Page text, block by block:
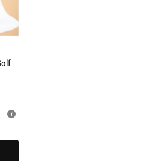
2,950,000VND.